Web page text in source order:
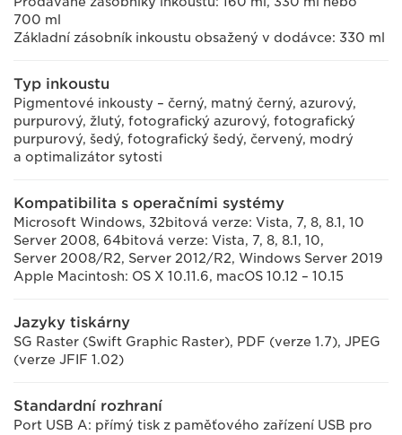
700 ml
Základní zásobník inkoustu obsažený v dodávce: 330 ml
Typ inkoustu
Pigmentové inkousty – černý, matný černý, azurový,
purpurový, žlutý, fotografický azurový, fotografický
purpurový, šedý, fotografický šedý, červený, modrý
a optimalizátor sytosti
Kompatibilita s operačními systémy
Microsoft Windows, 32bitová verze: Vista, 7, 8, 8.1, 10
Server 2008, 64bitová verze: Vista, 7, 8, 8.1, 10,
Server 2008/R2, Server 2012/R2, Windows Server 2019
Apple Macintosh: OS X 10.11.6, macOS 10.12 – 10.15
Jazyky tiskárny
SG Raster (Swift Graphic Raster), PDF (verze 1.7), JPEG
(verze JFIF 1.02)
Standardní rozhraní
Port USB A: přímý tisk z paměťového zařízení USB pro